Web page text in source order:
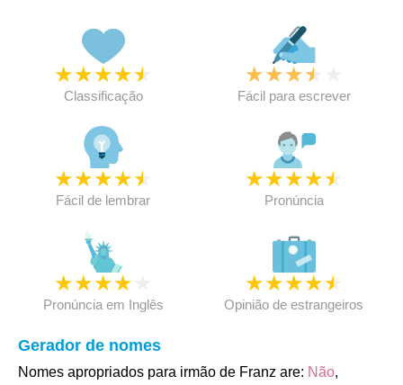
★★★★★
Classificação
★★★★
Fácil para escrever
★★★★★
Fácil de lembrar
★★★★★
Pronúncia
★★★★
Pronúncia em Inglês
★★★★★
Opinião de estrangeiros
Gerador de nomes
Nomes apropriados para irmão de Franz are: Não,